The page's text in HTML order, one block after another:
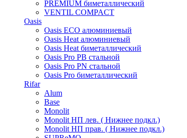
PREMIUM биметаллический
VENTIL COMPACT
Oasis
Oasis ECO алюминиевый
Oasis Heat алюминиевый
Oasis Heat биметаллический
Oasis Pro PB стальной
Oasis Pro PN стальной
Oasis Pro биметаллический
Rifar
Alum
Base
Monolit
Monolit НП лев. ( Нижнее подкл.)
Monolit НП прав. ( Нижнее подкл.)